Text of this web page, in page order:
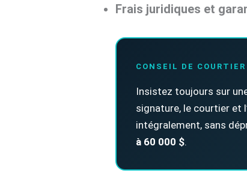
Frais juridiques et
CONSEIL DE COURTIER
Insistez toujours sur
signature, le courtier et
intégralement, sans
à 60 000 $.